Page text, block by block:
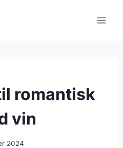
romantisk
vin
2024